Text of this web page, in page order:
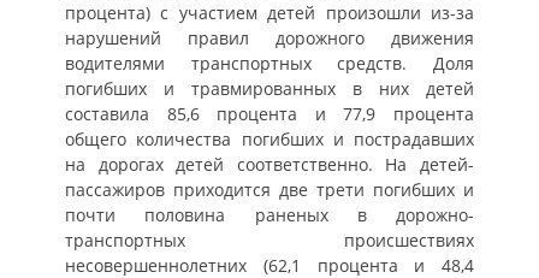
процента) с участием детей произошли из-за
нарушений правил дорожного движения
водителями транспортных средств. Доля
погибших и травмированных в них детей
составила 85,6 процента и 77,9 процента
общего количества погибших и пострадавших
на дорогах детей соответственно. На детей-
пассажиров приходится две трети погибших и
почти половина раненых в дорожно-
транспортных происшествиях
несовершеннолетних (62,1 процента и 48,4